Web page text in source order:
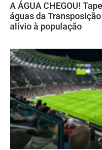
A ÁGUA CHEGOU!
águas da
alívio à população